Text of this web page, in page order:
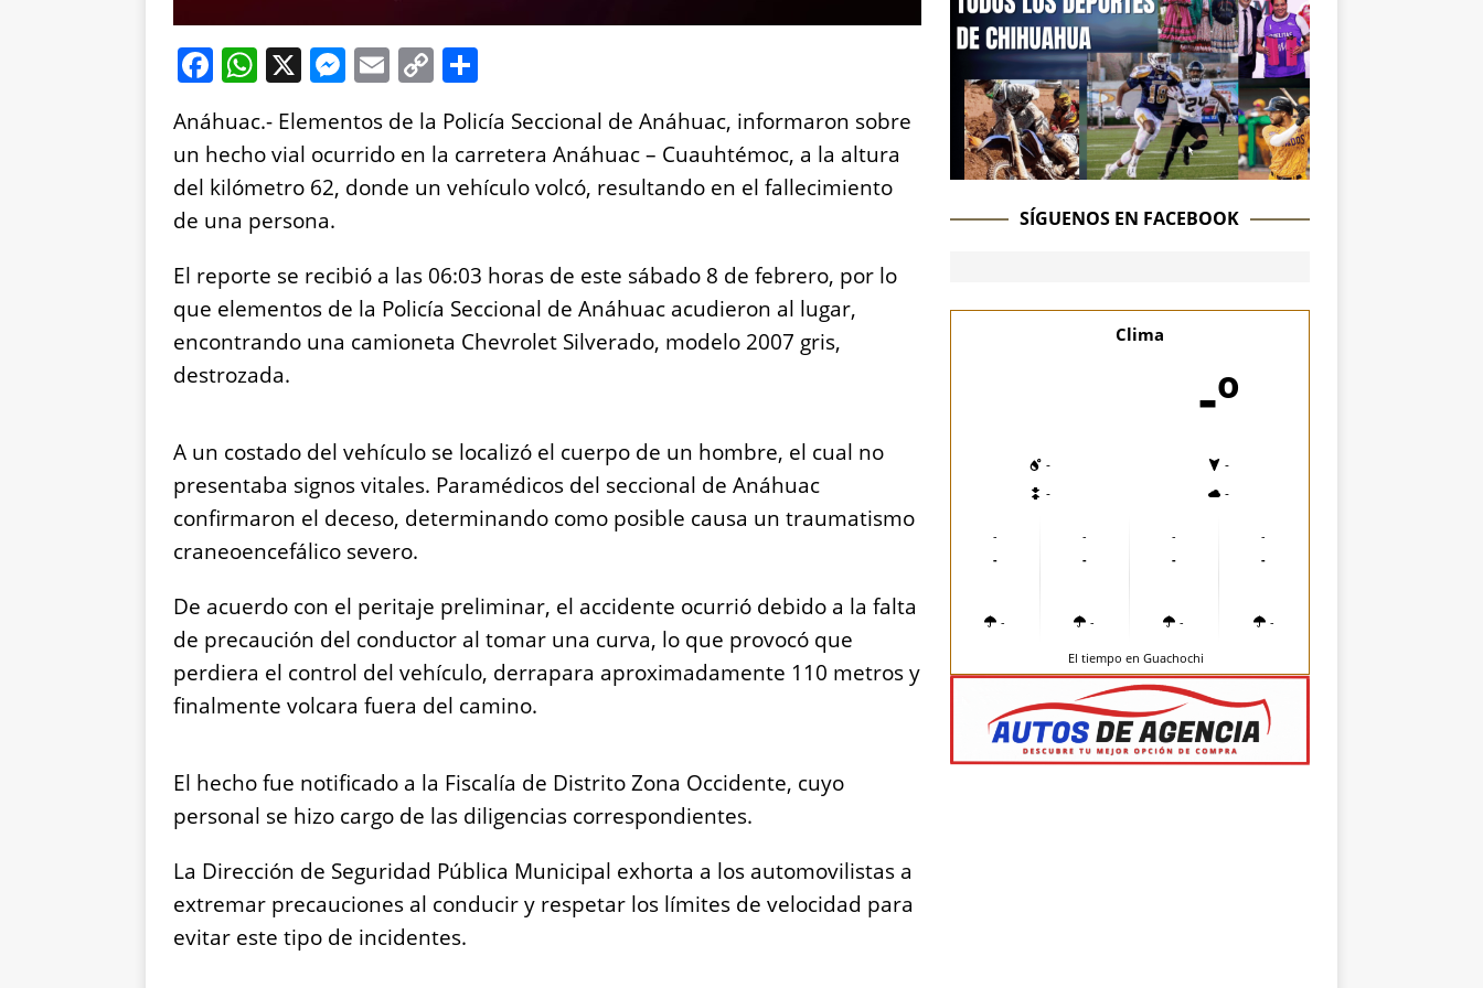
F
a
c
e
b
o
o
k
W
at
s
A
p
p
X M
ss
e
n
er
E
m
ai
l
C
p
y
Li
k
a
re
Anáhuac.- Elementos de la Policía Seccional de Anáhuac, informaron sobre
un hecho vial ocurrido en la carretera Anáhuac – Cuauhtémoc, a la altura
del kilómetro 62, donde un vehículo volcó, resultando en el fallecimiento
de una persona.
El reporte se recibió a las 06:03 horas de este sábado 8 de febrero, por lo
que elementos de la Policía Seccional de Anáhuac acudieron al lugar,
encontrando una camioneta Chevrolet Silverado, modelo 2007 gris,
destrozada.
A un costado del vehículo se localizó el cuerpo de un hombre, el cual no
presentaba signos vitales. Paramédicos del seccional de Anáhuac
confirmaron el deceso, determinando como posible causa un traumatismo
craneoencefálico severo.
De acuerdo con el peritaje preliminar, el accidente ocurrió debido a la falta
de precaución del conductor al tomar una curva, lo que provocó que
perdiera el control del vehículo, derrapara aproximadamente 110 metros y
finalmente volcara fuera del camino.
El hecho fue notificado a la Fiscalía de Distrito Zona Occidente, cuyo
personal se hizo cargo de las diligencias correspondientes.
La Dirección de Seguridad Pública Municipal exhorta a los automovilistas a
extremar precauciones al conducir y respetar los límites de velocidad para
evitar este tipo de incidentes.
SÍGUENOS EN FACEBOOK
Clima
-º
-
-
-
-
-
-
-
-
-
-
-
-
-
-
-
-
El tiempo en Guachochi